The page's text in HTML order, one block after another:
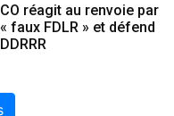
réagit au renvoie par
faux FDLR » et défend